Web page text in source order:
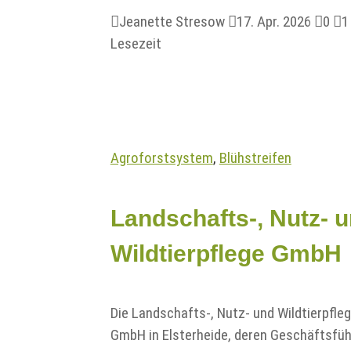
Jeanette Stresow 17. Apr. 2026 0 
Lesezeit
Agroforstsystem, Blühstreifen
Landschafts-, Nutz-
Wildtierpflege GmbH
Die Landschafts-, Nutz- und
GmbH in Elsterheide, deren